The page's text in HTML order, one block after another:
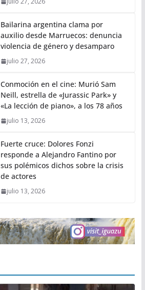
Bailarina argentina clama por
auxilio desde Marruecos: denuncia
violencia de género y desamparo
julio 27, 2026
Conmoción en el cine: Murió Sam
Neill, estrella de «Jurassic Park» y
«La lección de piano», a los 78 años
julio 13, 2026
Fuerte cruce: Dolores Fonzi
responde a Alejandro Fantino por
sus polémicos dichos sobre la crisis
de actores
julio 13, 2026